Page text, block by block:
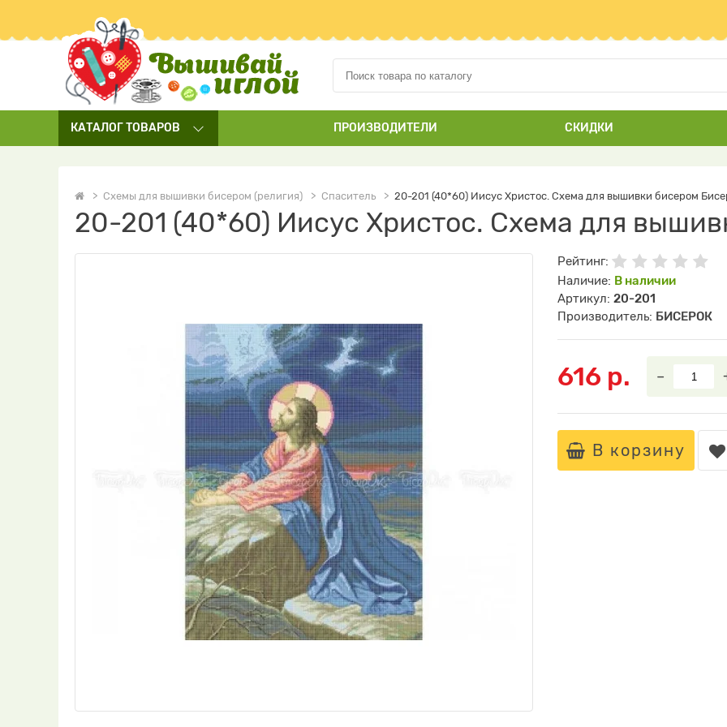
КАТАЛОГТОВАРОВ ПРОИЗВОДИТЕЛИ СКИДКИ
Схемы для вышивки бисером (религия) Спаситель 20-201 (40*60) Иисус Христос. Схема для вышивки бисером
20-201 (40*60) Иисус Христос. Схема для
Рейтинг:
Наличие: В наличии
Артикул: 20-201
Производитель: БИСЕРОК
616 р. –
В корзину